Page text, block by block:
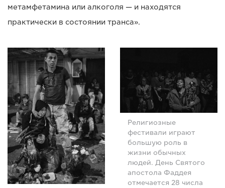
метамфетамина или алкоголя — и находятся
практически в состоянии транса».
Религиозные
фестивали играют
большую роль в
жизни обычных
людей. День Святого
апостола Фаддея
отмечается 28 числа